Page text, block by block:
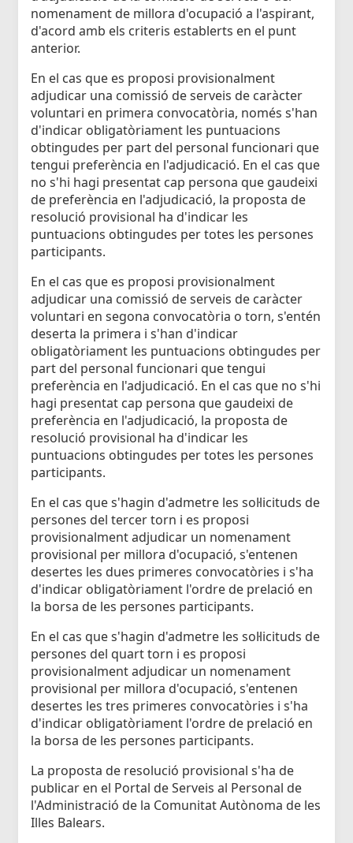
nomenament de millora d'ocupació a l'aspirant,
d'acord amb els criteris establerts en el punt
anterior.
En el cas que es proposi provisionalment
adjudicar una comissió de serveis de caràcter
voluntari en primera convocatòria, només s'han
d'indicar obligatòriament les puntuacions
obtingudes per part del personal funcionari que
tengui preferència en l'adjudicació. En el cas que
no s'hi hagi presentat cap persona que gaudeixi
de preferència en l'adjudicació, la proposta de
resolució provisional ha d'indicar les
puntuacions obtingudes per totes les persones
participants.
En el cas que es proposi provisionalment
adjudicar una comissió de serveis de caràcter
voluntari en segona convocatòria o torn, s'entén
deserta la primera i s'han d'indicar
obligatòriament les puntuacions obtingudes per
part del personal funcionari que tengui
preferència en l'adjudicació. En el cas que no s'hi
hagi presentat cap persona que gaudeixi de
preferència en l'adjudicació, la proposta de
resolució provisional ha d'indicar les
puntuacions obtingudes per totes les persones
participants.
En el cas que s'hagin d'admetre les sol·licituds de
persones del tercer torn i es proposi
provisionalment adjudicar un nomenament
provisional per millora d'ocupació, s'entenen
desertes les dues primeres convocatòries i s'ha
d'indicar obligatòriament l'ordre de prelació en
la borsa de les persones participants.
En el cas que s'hagin d'admetre les sol·licituds de
persones del quart torn i es proposi
provisionalment adjudicar un nomenament
provisional per millora d'ocupació, s'entenen
desertes les tres primeres convocatòries i s'ha
d'indicar obligatòriament l'ordre de prelació en
la borsa de les persones participants.
La proposta de resolució provisional s'ha de
publicar en el Portal de Serveis al Personal de
l'Administració de la Comunitat Autònoma de les
Illes Balears.